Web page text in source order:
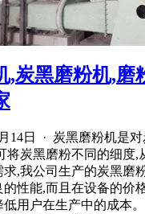
,炭黑磨粉机,磨
14日 · 炭黑磨粉机是
将炭黑磨粉不同的细度,
求,我公司生产的炭黑磨
的性能,而且在设备的价
低用户在生产中的成本